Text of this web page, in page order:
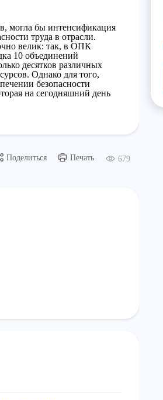
могла бы интенсификация
труда в отрасли.
велик: так, в ОПК
10 объединений
десятков различных
Однако для того,
безопасности
на сегодняшний день
Поделиться Печать 679